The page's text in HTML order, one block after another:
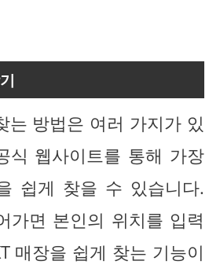
는 방법은 여러 가지가 있
식 웹사이트를 통해 가장
쉽게 찾을 수 있습니다.
가면 본인의 위치를 입력
매장을 쉽게 찾는 기능이